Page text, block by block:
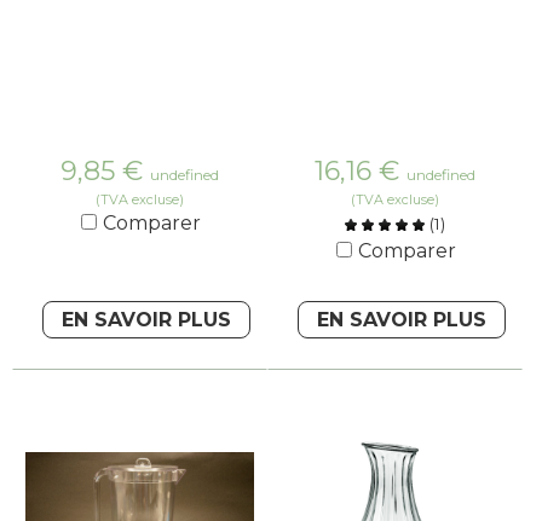
9,85 € undefined
(TVA excluse)
Comparer
EN SAVOIR PLUS
16,16 € undefined
(TVA excluse)
(1)
Comparer
EN SAVOIR PLUS